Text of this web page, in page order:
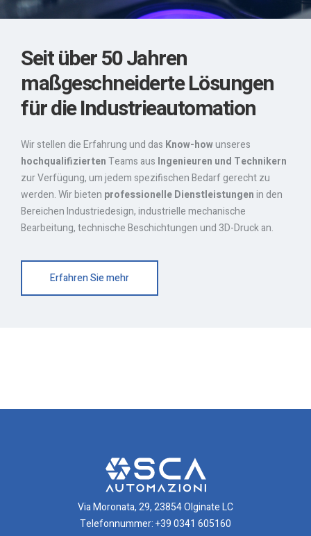
Seit über 50 Jahren
maßgeschneiderte Lösungen
für die Industrieautomation
Wir stellen die Erfahrung und das Know-howunseres
hochqualifiziertenTeams aus Ingenieuren und Technikern
zur Verfügung, um jedem spezifischen Bedarf gerecht zu
werden. Wir bieten professionelle Dienstleistungenin den
Bereichen Industriedesign, industrielle mechanische
Bearbeitung, technische Beschichtungen und 3D-Druck an.
Erfahren Sie mehr
Via Moronata, 29, 23854 Olginate LC
Telefonnummer:+39 0341 605160